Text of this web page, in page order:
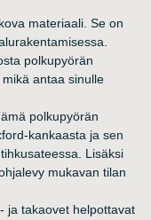
materiaali. Se on
polkupyörän
antaa sinulle
polkupyörän
kankaasta ja sen
Lisäksi
mukavan tilan
ja takaovet helpottavat